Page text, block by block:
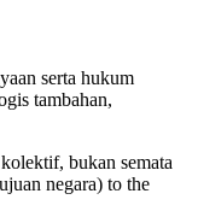
serta hukum
tambahan,
bukan semata
negara) to the